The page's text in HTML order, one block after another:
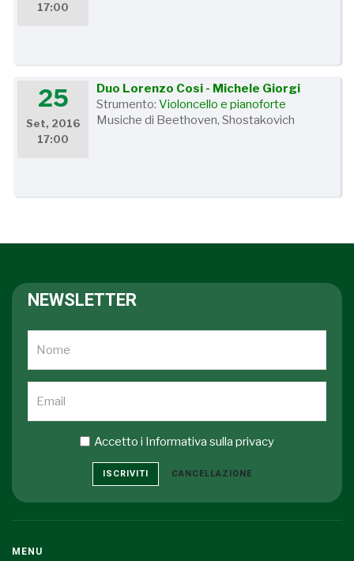
17:00
25
Set, 2016
17:00
Duo Lorenzo Cosi - Michele Giorgi
Strumento:Violoncello e pianoforte
Musiche di Beethoven, Shostakovich
NEWSLETTER
Accetto i Informativa sulla privacy
ISCRIVITI CANCELLAZIONE
MENU